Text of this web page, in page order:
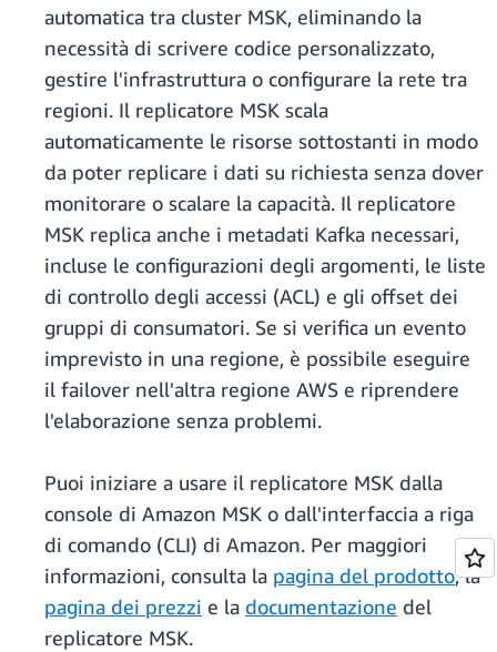
automatica tra cluster MSK, eliminando la
necessità di scrivere codice personalizzato,
gestire l'infrastruttura o configurare la rete tra
regioni. Il replicatore MSK scala
automaticamente le risorse sottostanti in modo
da poter replicare i dati su richiesta senza dover
monitorare o scalare la capacità. Il replicatore
MSK replica anche i metadati Kafka necessari,
incluse le configurazioni degli argomenti, le liste
di controllo degli accessi (ACL) e gli offset dei
gruppi di consumatori. Se si verifica un evento
imprevisto in una regione, è possibile eseguire
il failover nell'altra regione AWS e riprendere
l'elaborazione senza problemi.
Puoi iniziare a usare il replicatore MSK dalla
console di Amazon MSK o dall'interfaccia a riga
di comando (CLI) di Amazon. Per maggiori
informazioni, consulta la pagina del prodotto, la
pagina dei prezzi e la documentazione del
replicatore MSK.